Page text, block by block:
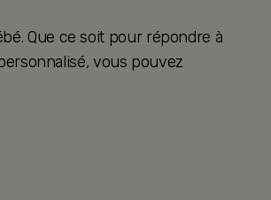
Que ce soit pour répondre à
vous pouvez